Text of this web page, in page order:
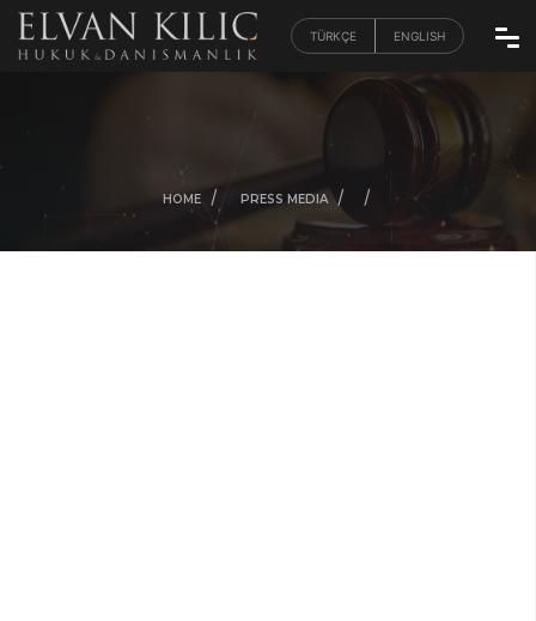
TÜRKÇE ENGLISH
HOME / PRESS MEDIA / /